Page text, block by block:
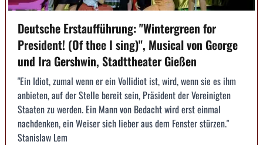
Deutsche Erstaufführung: "Wintergreen for
President! (Of thee I sing)", Musical von George
und Ira Gershwin, Stadttheater Gießen
"Ein Idiot, zumal wenn er ein Vollidiot ist, wird, wenn sie es ihm
anbieten, auf der Stelle bereit sein, Präsident der Vereinigten
Staaten zu werden. Ein Mann von Bedacht wird erst einmal
nachdenken, ein Weiser sich lieber aus dem Fenster stürzen."
Stanislaw Lem